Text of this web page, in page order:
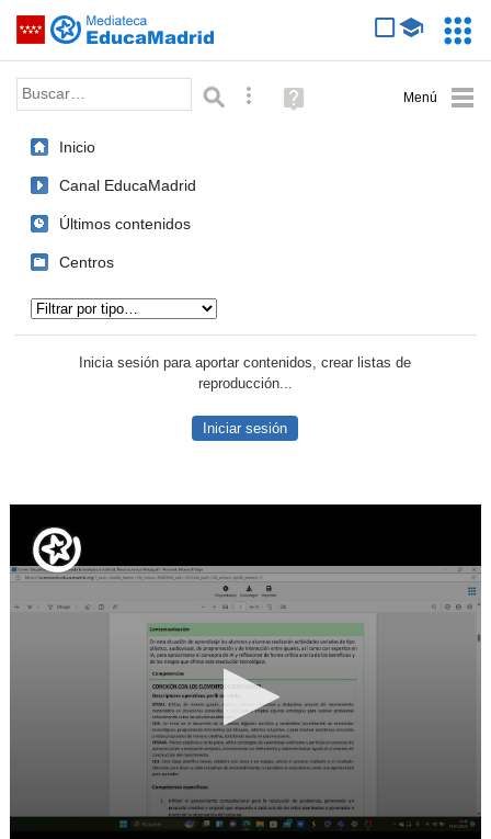
Saltar navegación
Palabra o frase: Búsqueda avanzada
Ayuda
(en
Inicio
Canal EducaMadrid
Últimos contenidos
Centros
Inicia sesión para aportar contenidos, crear listas de
reproducción...
Iniciar sesión